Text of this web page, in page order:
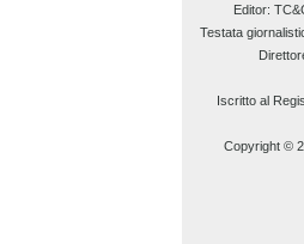
Editor:
Testata
Iscritto al
Copyright ©